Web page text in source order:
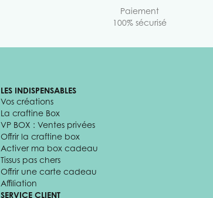
Paiement
100% sécurisé
LES INDISPENSABLES
Vos créations
La craftine Box
VP BOX : Ventes privées
Offrir la craftine box
Activer ma box cadeau
Tissus pas chers
Offrir une carte cadeau
Affiliation
SERVICE CLIENT